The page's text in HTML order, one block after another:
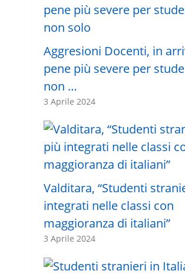
Aggresioni Docenti, in
pene più severe per
non …
3 Aprile 2024
Valditara, “Studenti
integrati nelle classi con
maggioranza di italiani”
3 Aprile 2024